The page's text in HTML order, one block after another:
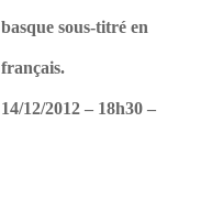
basque sous-titré en
français.
14/12/2012 – 18h30 –